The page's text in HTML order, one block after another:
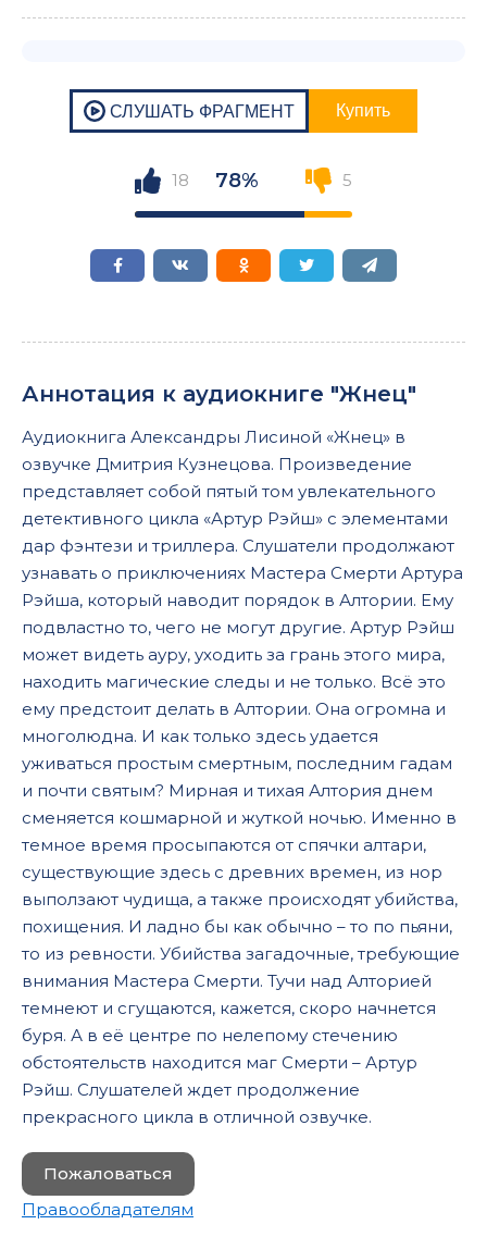
18 78% 5
Аннотация к аудиокниге "Жнец"
Аудиокнига Александры Лисиной «Жнец» в
озвучке Дмитрия Кузнецова. Произведение
представляет собой пятый том увлекательного
детективного цикла «Артур Рэйш» с элементами
дар фэнтези и триллера. Слушатели продолжают
узнавать о приключениях Мастера Смерти Артура
Рэйша, который наводит порядок в Алтории. Ему
подвластно то, чего не могут другие. Артур Рэйш
может видеть ауру, уходить за грань этого мира,
находить магические следы и не только. Всё это
ему предстоит делать в Алтории. Она огромна и
многолюдна. И как только здесь удается
уживаться простым смертным, последним гадам
и почти святым? Мирная и тихая Алтория днем
сменяется кошмарной и жуткой ночью. Именно в
темное время просыпаются от спячки алтари,
существующие здесь с древних времен, из нор
выползают чудища, а также происходят убийства,
похищения. И ладно бы как обычно – то по пьяни,
то из ревности. Убийства загадочные, требующие
внимания Мастера Смерти. Тучи над Алторией
темнеют и сгущаются, кажется, скоро начнется
буря. А в её центре по нелепому стечению
обстоятельств находится маг Смерти – Артур
Рэйш. Слушателей ждет продолжение
прекрасного цикла в отличной озвучке.
Пожаловаться
Правообладателям